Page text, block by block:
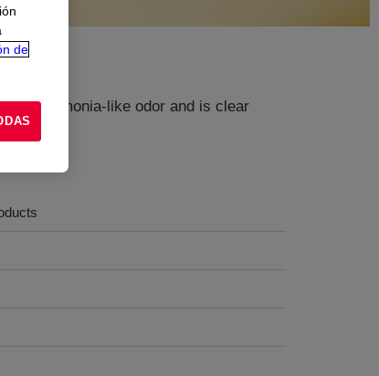
an ammonia-like odor and is clear
de